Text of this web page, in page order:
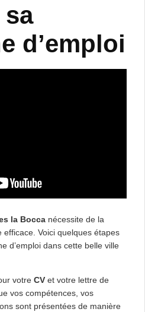
sa
d’emploi
la Bocca nécessite de la
Voici quelques étapes
d’emploi dans cette belle ville
votre CV et votre lettre de
vos compétences, vos
sont présentées de manière